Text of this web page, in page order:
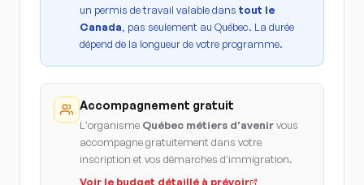
un permis de travail valable dans tout le
Canada , pas seulement au Québec. La durée
dépend de la longueur de votre programme.
Accompagnement gratuit
L'organisme Québec métiers d'avenirvous
accompagne gratuitement dans votre
inscription et vos démarches d'immigration.
Voir le budget détaillé à prévoir